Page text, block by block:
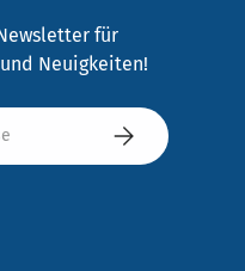
für
Neuigkeiten!
Abonnieren